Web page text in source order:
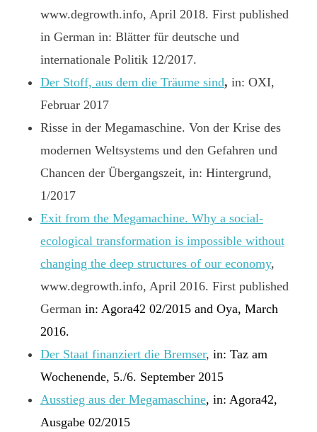
www.degrowth.info, April 2018. First published
in German in: Blätter für deutsche und
internationale Politik 12/2017.
Der Stoff, aus dem die Träume sind, in: OXI,
Februar 2017
Risse in der Megamaschine. Von der Krise des
modernen Weltsystems und den Gefahren und
Chancen der Übergangszeit, in: Hintergrund,
1/2017
Exit from the Megamachine. Why a social-
ecological transformation is impossible without
changing the deep structures of our economy,
www.degrowth.info, April 2016. First published
German in: Agora42 02/2015 and Oya, March
2016.
Der Staat finanziert die Bremser, in: Taz am
Wochenende, 5./6. September 2015
Ausstieg aus der Megamaschine, in: Agora42,
Ausgabe 02/2015